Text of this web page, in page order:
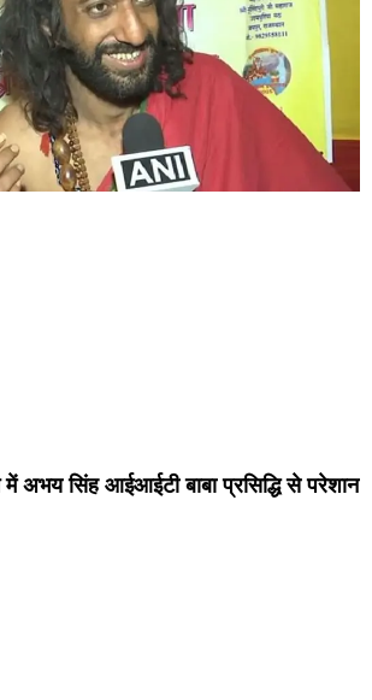
अभय सिंह आईआईटी बाबा प्रसिद्धि से परेशान